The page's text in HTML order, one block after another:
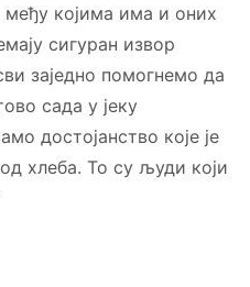
међу којима има и оних
сигуран извор
заједно помогнемо да
сада у јеку
достојанство које је
хлеба. То су људи који